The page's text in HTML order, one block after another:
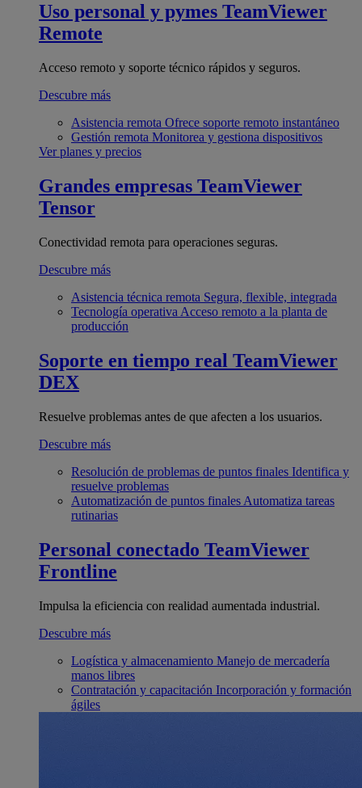
Uso personal y pymes TeamViewer
Remote
Acceso remoto y soporte técnico rápidos y seguros.
Descubre más
Asistencia remota Ofrece soporte remoto instantáneo
Gestión remota Monitorea y gestiona dispositivos
Ver planes y precios
Grandes empresas TeamViewer
Tensor
Conectividad remota para operaciones seguras.
Descubre más
Asistencia técnica remota Segura, flexible, integrada
Tecnología operativa Acceso remoto a la planta de
producción
Soporte en tiempo real TeamViewer
DEX
Resuelve problemas antes de que afecten a los usuarios.
Descubre más
Resolución de problemas de puntos finales Identifica y
resuelve problemas
Automatización de puntos finales Automatiza tareas
rutinarias
Personal conectado TeamViewer
Frontline
Impulsa la eficiencia con realidad aumentada industrial.
Descubre más
Logística y almacenamiento Manejo de mercadería
manos libres
Contratación y capacitación Incorporación y formación
ágiles